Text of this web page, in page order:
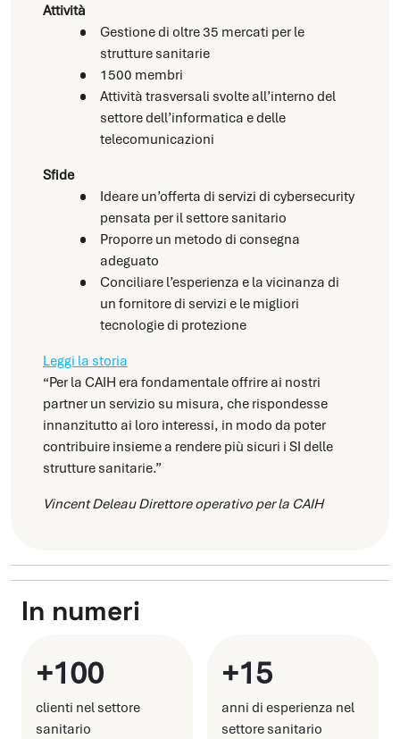
Attività
Gestione di oltre 35 mercati per le
strutture sanitarie
1500 membri
Attività trasversali svolte all’interno del
settore dell’informatica e delle
telecomunicazioni
Sfide
Ideare un’offerta di servizi di cybersecurity
pensata per il settore sanitario
Proporre un metodo di consegna
adeguato
Conciliare l’esperienza e la vicinanza di
un fornitore di servizi e le migliori
tecnologie di protezione
Leggi la storia
“Per la CAIH era fondamentale offrire ai nostri
partner un servizio su misura, che rispondesse
innanzitutto ai loro interessi, in modo da poter
contribuire insieme a rendere più sicuri i SI delle
strutture sanitarie.”
Vincent Deleau Direttore operativo per la CAIH
In numeri
+100
clienti nel settore
sanitario
+15
anni di esperienza nel
settore sanitario